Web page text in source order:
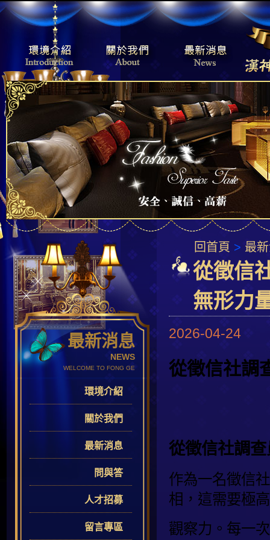
最新消息
NEWS
WELCOME TO FONG GE
環境介紹
關於我們
最新消息
問與答
人才招募
留言專區
回首頁 > 最
從徵信
無形力
2026-04-24
從徵信社調
從徵信社調
作為一名徵信
相，這需要極
觀察力。每一